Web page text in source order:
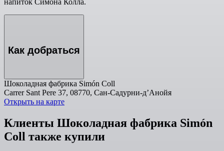
напиток Симона Колла.
Как добраться
Шоколадная фабрика Simón Coll
Carrer Sant Pere 37, 08770, Сан-Садурни-д’Анойя
Открыть на карте
Клиенты Шоколадная фабрика Simón
Coll также купили